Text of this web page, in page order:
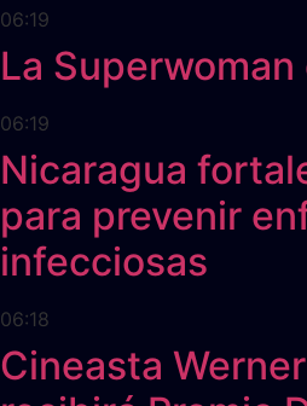
06:19
La
06:19
Nicaragua
para prevenir
infecciosas
06:18
Cineasta